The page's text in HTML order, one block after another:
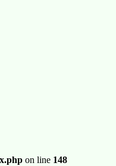
on line 148